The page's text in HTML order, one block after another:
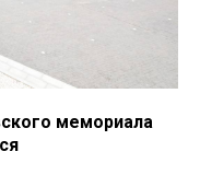
мемориала